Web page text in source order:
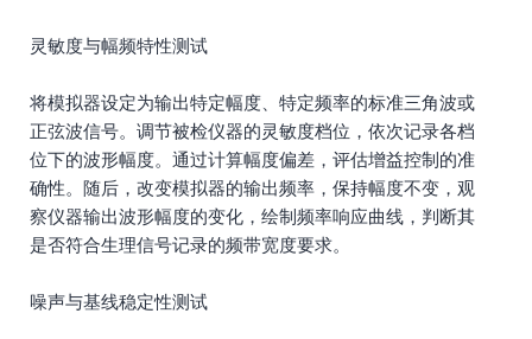
灵敏度与幅频特性测试
将模拟器设定为输出特定幅度、特定频率的标准三角波或
正弦波信号。调节被检仪器的灵敏度档位，依次记录各档
位下的波形幅度。通过计算幅度偏差，评估增益控制的准
确性。随后，改变模拟器的输出频率，保持幅度不变，观
察仪器输出波形幅度的变化，绘制频率响应曲线，判断其
是否符合生理信号记录的频带宽度要求。
噪声与基线稳定性测试